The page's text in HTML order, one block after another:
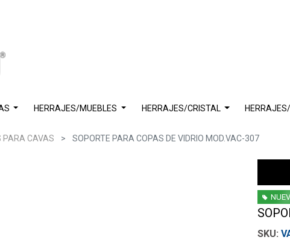
HERRAJES/MUEBLES HERRAJES/CRISTAL
PARA CAVAS SOPORTE PARA COPAS DE VIDRIO MOD.VAC-307